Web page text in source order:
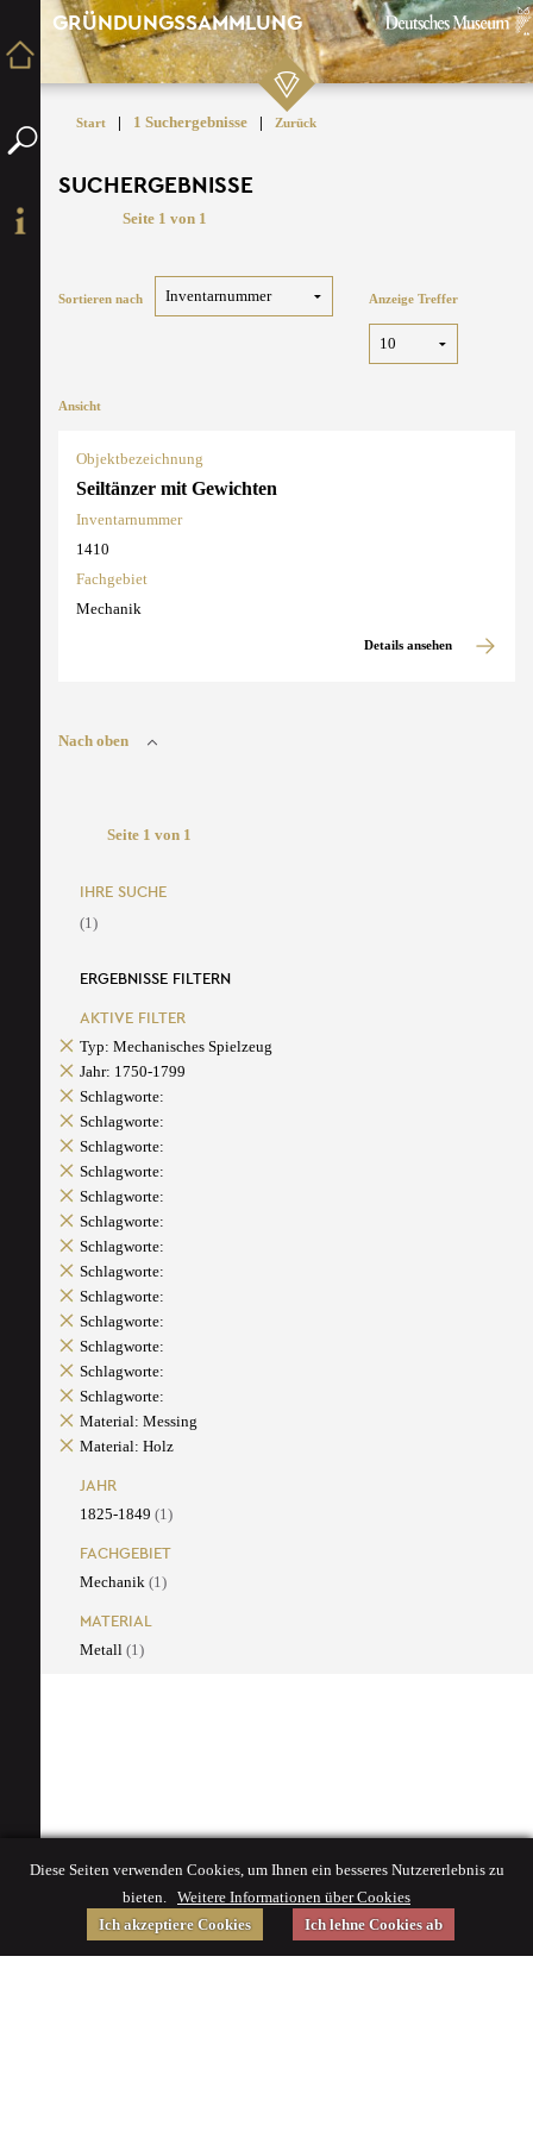
GRÜNDUNGSSAMMLUNG
Start | 1 Suchergebnisse | Zurück
SUCHERGEBNISSE
Seite 1 von 1
Sortieren nach Anzeige Treffer
Ansicht
Objektbezeichnung
Seiltänzer mit Gewichten
Inventarnummer
1410
Fachgebiet
Mechanik
Details ansehen
Nach oben
Seite 1 von 1
IHRE SUCHE
(1)
ERGEBNISSE FILTERN
AKTIVE FILTER
Typ: Mechanisches Spielzeug
Jahr: 1750-1799
Schlagworte:
Schlagworte:
Schlagworte:
Schlagworte:
Schlagworte:
Schlagworte:
Schlagworte:
Schlagworte:
Schlagworte:
Schlagworte:
Schlagworte:
Schlagworte:
Schlagworte:
Material: Messing
Material: Holz
JAHR
1825-1849 (1)
FACHGEBIET
Mechanik (1)
MATERIAL
Metall (1)
Diese Seiten verwenden Cookies, um Ihnen ein besseres Nutzererlebnis zu
bieten. Weitere Informationen über Cookies
Ich akzeptiere Cookies
Ich lehne Cookies ab